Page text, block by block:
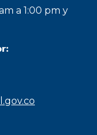
a 1:00 pm y